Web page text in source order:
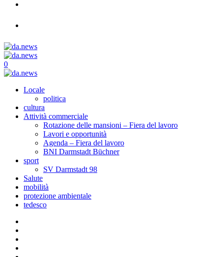
0
Locale
politica
cultura
Attività commerciale
Rotazione delle mansioni – Fiera del lavoro
Lavori e opportunità
Agenda – Fiera del lavoro
BNI Darmstadt Büchner
sport
SV Darmstadt 98
Salute
mobilità
protezione ambientale
tedesco